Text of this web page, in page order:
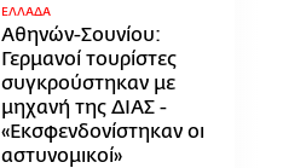
ΕΛΛΑΔΑ
Αθηνών-Σουνίου:
Γερμανοί τουρίστες
συγκρούστηκαν με
μηχανή της ΔΙΑΣ -
«Εκσφενδονίστηκαν οι
αστυνομικοί»